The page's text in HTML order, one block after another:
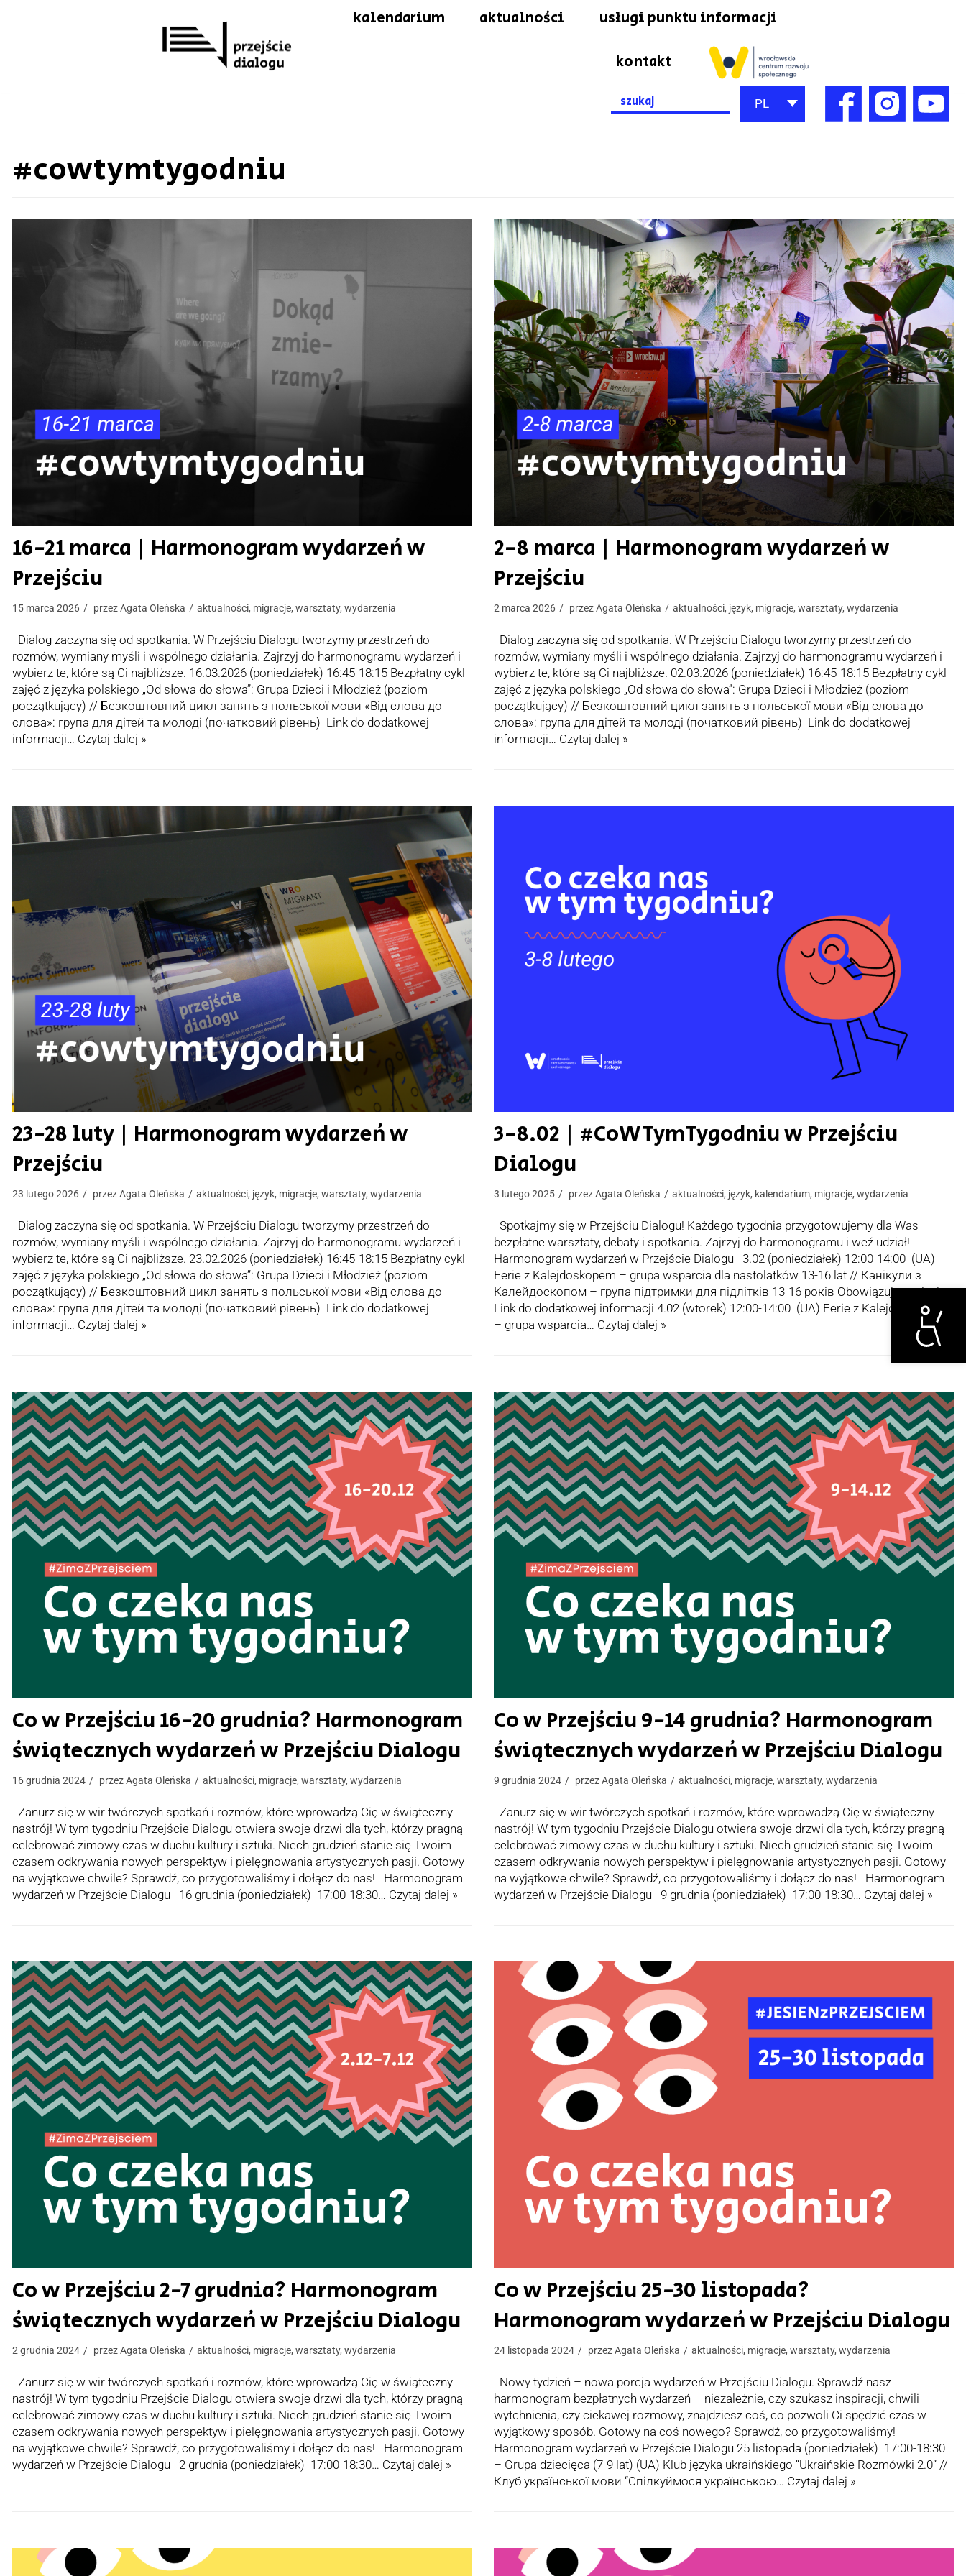
Otwórz
kalendarium aktualności usługi punktu informacji
kontakt
Search
for:
PL
#cowtymtygodniu
16-21 marca | Harmonogram wydarzeń w
Przejściu
15 marca 2026 przezAgata Oleńska aktualności, migracje, warsztaty, wydarzenia
Dialog zaczyna się od spotkania. W Przejściu Dialogu tworzymy przestrzeń do
rozmów, wymiany myśli i wspólnego działania. Zajrzyj do harmonogramu wydarzeń i
wybierz te, które są Ci najbliższe. 16.03.2026 (poniedziałek) 16:45-18:15 Bezpłatny cykl
zajęć z języka polskiego „Od słowa do słowa”: Grupa Dzieci i Młodzież (poziom
początkujący) // Безкоштовний цикл занять з польської мови «Від слова до
слова»: група для дітей та молоді (початковий рівень) Link do dodatkowej
informacji… Czytaj dalej »
2-8 marca | Harmonogram wydarzeń w
Przejściu
2 marca 2026 przezAgata Oleńska aktualności, język, migracje, warsztaty, wydarzenia
Dialog zaczyna się od spotkania. W Przejściu Dialogu tworzymy przestrzeń do
rozmów, wymiany myśli i wspólnego działania. Zajrzyj do harmonogramu wydarzeń i
wybierz te, które są Ci najbliższe. 02.03.2026 (poniedziałek) 16:45-18:15 Bezpłatny cykl
zajęć z języka polskiego „Od słowa do słowa”: Grupa Dzieci i Młodzież (poziom
początkujący) // Безкоштовний цикл занять з польської мови «Від слова до
слова»: група для дітей та молоді (початковий рівень) Link do dodatkowej
informacji… Czytaj dalej »
23-28 luty | Harmonogram wydarzeń w
Przejściu
23 lutego 2026 przezAgata Oleńska aktualności, język, migracje, warsztaty, wydarzenia
Dialog zaczyna się od spotkania. W Przejściu Dialogu tworzymy przestrzeń do
rozmów, wymiany myśli i wspólnego działania. Zajrzyj do harmonogramu wydarzeń i
wybierz te, które są Ci najbliższe. 23.02.2026 (poniedziałek) 16:45-18:15 Bezpłatny cykl
zajęć z języka polskiego „Od słowa do słowa”: Grupa Dzieci i Młodzież (poziom
początkujący) // Безкоштовний цикл занять з польської мови «Від слова до
слова»: група для дітей та молоді (початковий рівень) Link do dodatkowej
informacji… Czytaj dalej »
3-8.02 | #CoWTymTygodniu w Przejściu
Dialogu
3 lutego 2025 przezAgata Oleńska aktualności, język, kalendarium, migracje, wydarzenia
Spotkajmy się w Przejściu Dialogu! Każdego tygodnia przygotowujemy dla Was
bezpłatne warsztaty, debaty i spotkania. Zajrzyj do harmonogramu i weź udział!
Harmonogram wydarzeń w Przejście Dialogu 3.02 (poniedziałek) 12:00-14:00 (UA)
Ferie z Kalejdoskopem – grupa wsparcia dla nastolatków 13-16 lat // Канікули з
Калейдоскопом – група підтримки для підлітків 13-16 років Obowiązują zapisy!
Link do dodatkowej informacji 4.02 (wtorek) 12:00-14:00 (UA) Ferie z Kalejdoskopem
– grupa wsparcia… Czytaj dalej »
Co w Przejściu 16-20 grudnia? Harmonogram
świątecznych wydarzeń w Przejściu Dialogu
16 grudnia 2024 przezAgata Oleńska aktualności, migracje, warsztaty, wydarzenia
Zanurz się w wir twórczych spotkań i rozmów, które wprowadzą Cię w świąteczny
nastrój! W tym tygodniu Przejście Dialogu otwiera swoje drzwi dla tych, którzy pragną
celebrować zimowy czas w duchu kultury i sztuki. Niech grudzień stanie się Twoim
czasem odkrywania nowych perspektyw i pielęgnowania artystycznych pasji. Gotowy
na wyjątkowe chwile? Sprawdź, co przygotowaliśmy i dołącz do nas! Harmonogram
wydarzeń w Przejście Dialogu 16 grudnia (poniedziałek) 17:00-18:30… Czytaj dalej »
Co w Przejściu 9-14 grudnia? Harmonogram
świątecznych wydarzeń w Przejściu Dialogu
9 grudnia 2024 przezAgata Oleńska aktualności, migracje, warsztaty, wydarzenia
Zanurz się w wir twórczych spotkań i rozmów, które wprowadzą Cię w świąteczny
nastrój! W tym tygodniu Przejście Dialogu otwiera swoje drzwi dla tych, którzy pragną
celebrować zimowy czas w duchu kultury i sztuki. Niech grudzień stanie się Twoim
czasem odkrywania nowych perspektyw i pielęgnowania artystycznych pasji. Gotowy
na wyjątkowe chwile? Sprawdź, co przygotowaliśmy i dołącz do nas! Harmonogram
wydarzeń w Przejście Dialogu 9 grudnia (poniedziałek) 17:00-18:30… Czytaj dalej »
Co w Przejściu 2-7 grudnia? Harmonogram
świątecznych wydarzeń w Przejściu Dialogu
2 grudnia 2024 przezAgata Oleńska aktualności, migracje, warsztaty, wydarzenia
Zanurz się w wir twórczych spotkań i rozmów, które wprowadzą Cię w świąteczny
nastrój! W tym tygodniu Przejście Dialogu otwiera swoje drzwi dla tych, którzy pragną
celebrować zimowy czas w duchu kultury i sztuki. Niech grudzień stanie się Twoim
czasem odkrywania nowych perspektyw i pielęgnowania artystycznych pasji. Gotowy
na wyjątkowe chwile? Sprawdź, co przygotowaliśmy i dołącz do nas! Harmonogram
wydarzeń w Przejście Dialogu 2 grudnia (poniedziałek) 17:00-18:30… Czytaj dalej »
Co w Przejściu 25-30 listopada?
Harmonogram wydarzeń w Przejściu Dialogu
24 listopada 2024 przezAgata Oleńska aktualności, migracje, warsztaty, wydarzenia
Nowy tydzień – nowa porcja wydarzeń w Przejściu Dialogu. Sprawdź nasz
harmonogram bezpłatnych wydarzeń – niezależnie, czy szukasz inspiracji, chwili
wytchnienia, czy ciekawej rozmowy, znajdziesz coś, co pozwoli Ci spędzić czas w
wyjątkowy sposób. Gotowy na coś nowego? Sprawdź, co przygotowaliśmy!
Harmonogram wydarzeń w Przejście Dialogu 25 listopada (poniedziałek) 17:00-18:30
– Grupa dziecięca (7-9 lat) (UA) Klub języka ukraińskiego “Ukraińskie Rozmówki 2.0” //
Клуб української мови “Спілкуймося українською… Czytaj dalej »